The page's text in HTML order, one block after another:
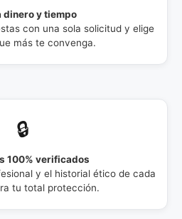
dinero y tiempo
con una sola solicitud y elige
más te convenga.
🔒
100% verificados
y el historial ético de cada
tu total protección.